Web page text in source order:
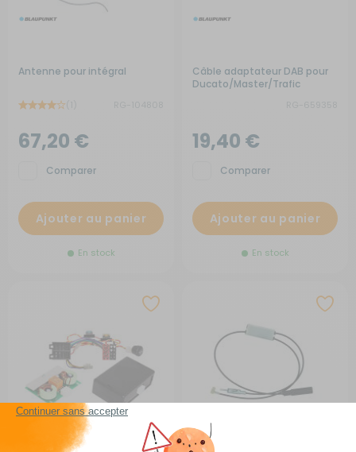
Antenne pour intégral
67,20 €
Comparer
Ajouter au panier
En stock
Câble adaptateur DAB pour
Ducato/Master/Trafic
19,40 €
Comparer
Ajouter au panier
En stock